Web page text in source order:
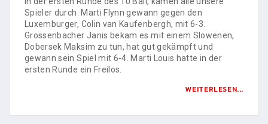
Spieler durch. Marti Flynn gewann gegen den
Luxemburger, Colin van Kaufenbergh, mit 6-3.
Grossenbacher Janis bekam es mit einem Slowenen,
Dobersek Maksim zu tun, hat gut gekämpft und
gewann sein Spiel mit 6-4. Marti Louis hatte in der
ersten Runde ein Freilos.
WEITERLESEN...